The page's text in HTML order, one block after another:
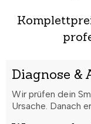
Diagnose &
Wir prüfen dein
Ursache. Danach